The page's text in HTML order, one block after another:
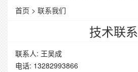
首页 > 联系我们
技术联系
联系人: 王吴成
电话: 13282993866